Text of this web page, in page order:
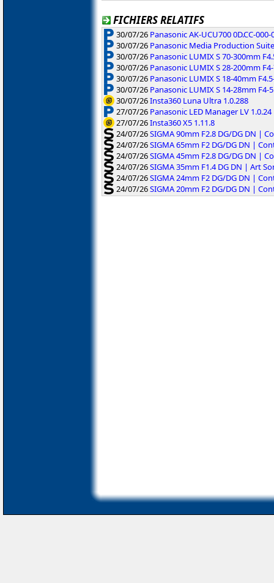
FICHIERS RELATIFS
30/07/26 Panasonic AK-UCU700 0D.CC-
30/07/26 Panasonic Media Production
30/07/26 Panasonic LUMIX S 70-300mm
30/07/26 Panasonic LUMIX S 28-200mm
30/07/26 Panasonic LUMIX S 18-40mm
30/07/26 Panasonic LUMIX S 14-28mm F4-
30/07/26Insta360 Luna Ultra 1.0.288
27/07/26 Panasonic LED Manager LV 1.0.24
27/07/26Insta360 X5 1.11.8
24/07/26SIGMA 90mm F2.8 DG/DG DN |
24/07/26SIGMA 65mm F2 DG/DG DN |
24/07/26SIGMA 45mm F2.8 DG/DG DN |
24/07/26SIGMA 35mm F1.4 DG DN | Art
24/07/26SIGMA 24mm F2 DG/DG DN |
24/07/26SIGMA 20mm F2 DG/DG DN |